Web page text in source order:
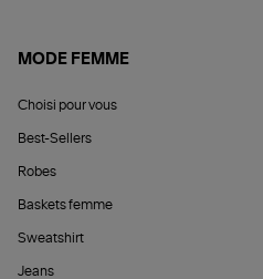
MODE FEMME
Choisi pour vous
Best-Sellers
Robes
Baskets femme
Sweatshirt
Jeans